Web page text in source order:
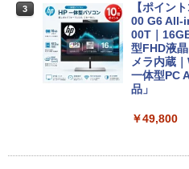
k 430G8
B
￥27,800
1 Office
3
【ポイン
00 G6 All-
00T｜
型FHD液
メラ内蔵
一体型PC
品」
￥49,800